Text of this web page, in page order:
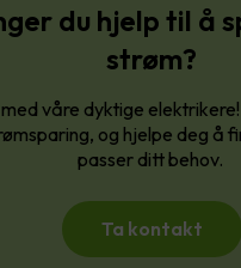
du hjelp til å
strøm?
våre dyktige
og hjelpe deg å
passer ditt behov.
Ta kontakt